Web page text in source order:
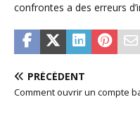
confrontes a des erreurs
PRÉCÉDENT
Comment ouvrir un compte